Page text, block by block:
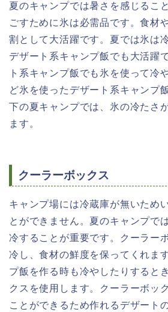
夏のキャンプでは暑さを感じるこ
ごすために氷は必需品です。食材
割として大活躍です。夏では氷は
デザート系キャンプ飯でも大活躍
ト系キャンプ飯でも氷を使って冷
ど氷を使ったデザート系キャンプ
下の夏キャンプでは、氷の冷たさ
ます。
クーラーボックス
キャンプ場には冷蔵庫が無いため
とができません。夏のキャンプで
冷することが重要です。クーラー
冷し、食材の鮮度を保ってくれま
プ飯を作る時も冷やしたりすると
クスを使用します。クーラーボッ
ことができるため作れるデザート